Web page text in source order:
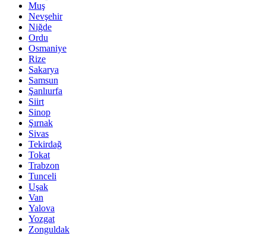
Muş
Nevşehir
Niğde
Ordu
Osmaniye
Rize
Sakarya
Samsun
Şanlıurfa
Siirt
Sinop
Şırnak
Sivas
Tekirdağ
Tokat
Trabzon
Tunceli
Uşak
Van
Yalova
Yozgat
Zonguldak